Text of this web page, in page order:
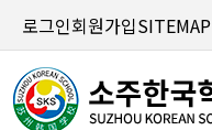
로그인회원가입SITEMAP